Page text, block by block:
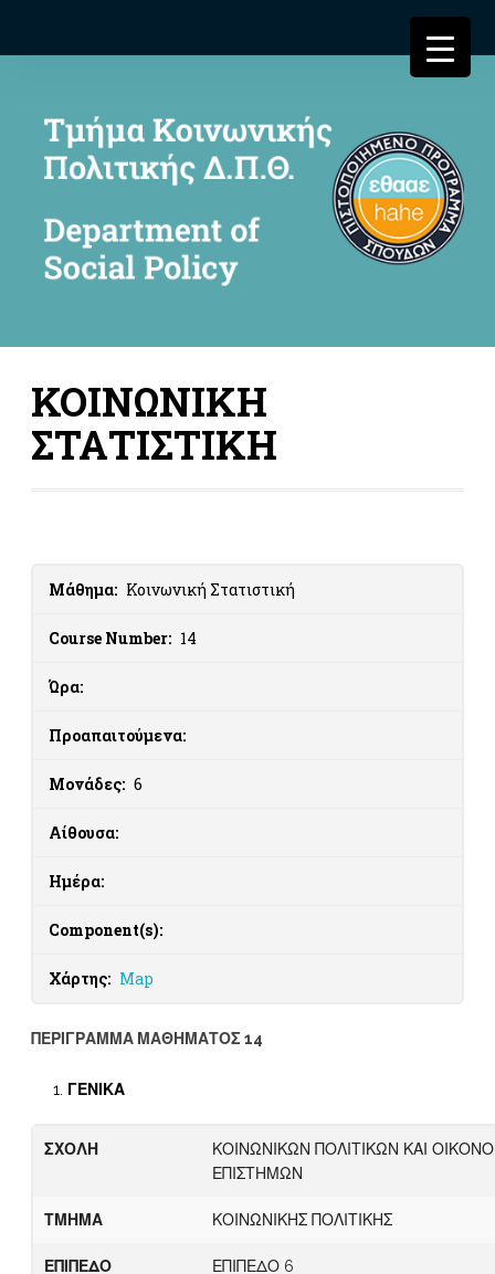
ΚΟΙΝΩΝΙΚΗ
ΣΤΑΤΙΣΤΙΚΗ
Μάθημα: Κοινωνική Στατιστική
Course Number: 14
Ώρα:
Προαπαιτούμενα:
Μονάδες: 6
Αίθουσα:
Ημέρα:
Component(s):
Χάρτης: Map
ΠΕΡΙΓΡΑΜΜΑ ΜΑΘΗΜΑΤΟΣ 14
ΓΕΝΙΚΑ
ΣΧΟΛΗ
ΚΟΙΝΩΝΙΚΩΝ ΠΟΛΙΤΙΚΩΝ ΚΑΙ
ΕΠΙΣΤΗΜΩΝ
ΤΜΗΜΑ ΚΟΙΝΩΝΙΚΗΣ ΠΟΛΙΤΙΚΗΣ
ΕΠΙΠΕΔΟ
ΕΠΙΠΕΔΟ 6